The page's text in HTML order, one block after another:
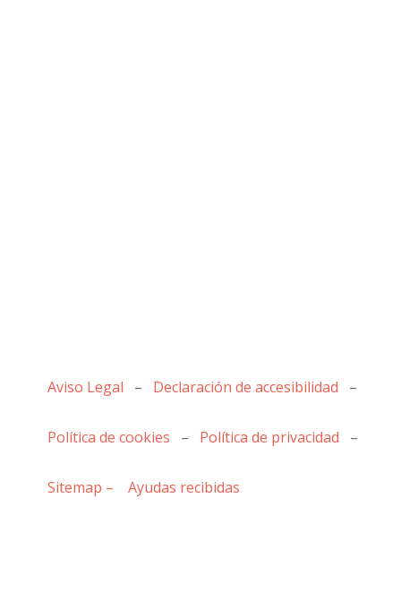
Aviso Legal – Declaración de accesibilidad –
Política de cookies – Política de privacidad –
Sitemap – Ayudas recibidas